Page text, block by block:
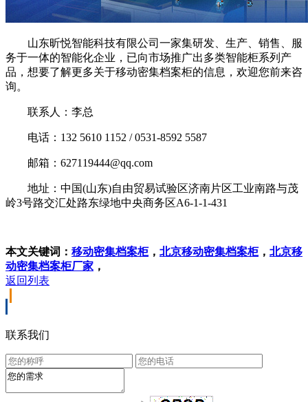
山东昕悦智能科技有限公司一家集研发、生产、销售、服
务于一体的智能化企业，已向市场推广出多类智能柜系列产
品，想要了解更多关于移动密集档案柜的信息，欢迎您前来咨
询。
联系人：李总
电话：132 5610 1152 / 0531-8592 5587
邮箱：627119444@qq.com
地址：中国(山东)自由贸易试验区济南片区工业南路与茂
岭3号路交汇处路东绿地中央商务区A6-1-1-431
本文关键词： 移动密集档案柜， 北京移动密集档案柜， 北京移
动密集档案柜厂家 ，
返回列表
联系我们